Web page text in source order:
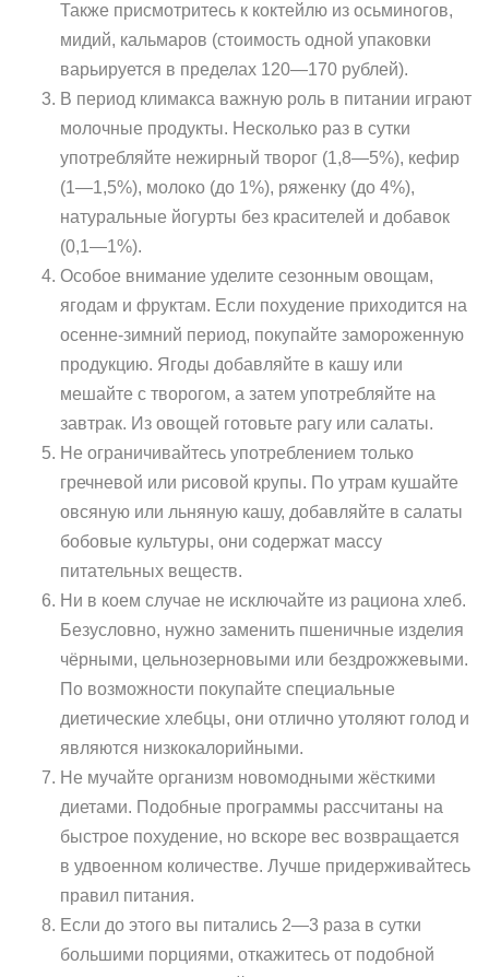
Также присмотритесь к коктейлю из осьминогов,
мидий, кальмаров (стоимость одной упаковки
варьируется в пределах 120—170 рублей).
В период климакса важную роль в питании играют
молочные продукты. Несколько раз в сутки
употребляйте нежирный творог (1,8—5%), кефир
(1—1,5%), молоко (до 1%), ряженку (до 4%),
натуральные йогурты без красителей и добавок
(0,1—1%).
Особое внимание уделите сезонным овощам,
ягодам и фруктам. Если похудение приходится на
осенне-зимний период, покупайте замороженную
продукцию. Ягоды добавляйте в кашу или
мешайте с творогом, а затем употребляйте на
завтрак. Из овощей готовьте рагу или салаты.
Не ограничивайтесь употреблением только
гречневой или рисовой крупы. По утрам кушайте
овсяную или льняную кашу, добавляйте в салаты
бобовые культуры, они содержат массу
питательных веществ.
Ни в коем случае не исключайте из рациона хлеб.
Безусловно, нужно заменить пшеничные изделия
чёрными, цельнозерновыми или бездрожжевыми.
По возможности покупайте специальные
диетические хлебцы, они отлично утоляют голод и
являются низкокалорийными.
Не мучайте организм новомодными жёсткими
диетами. Подобные программы рассчитаны на
быстрое похудение, но вскоре вес возвращается
в удвоенном количестве. Лучше придерживайтесь
правил питания.
Если до этого вы питались 2—3 раза в сутки
большими порциями, откажитесь от подобной